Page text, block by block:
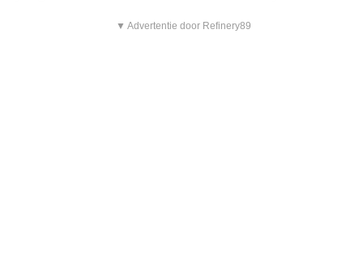
▼ Advertentie door Refinery89